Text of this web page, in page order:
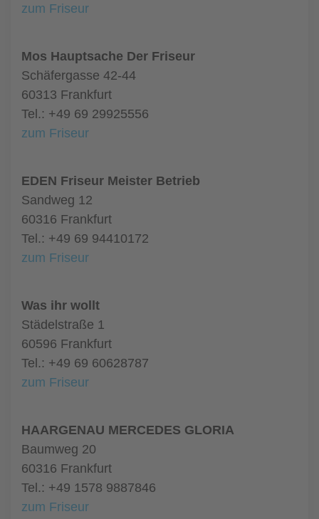
zum Friseur
Mos Hauptsache Der Friseur
Schäfergasse 42-44
60313 Frankfurt
Tel.: +49 69 29925556
zum Friseur
EDEN Friseur Meister Betrieb
Sandweg 12
60316 Frankfurt
Tel.: +49 69 94410172
zum Friseur
Was ihr wollt
Städelstraße 1
60596 Frankfurt
Tel.: +49 69 60628787
zum Friseur
HAARGENAU MERCEDES GLORIA
Baumweg 20
60316 Frankfurt
Tel.: +49 1578 9887846
zum Friseur